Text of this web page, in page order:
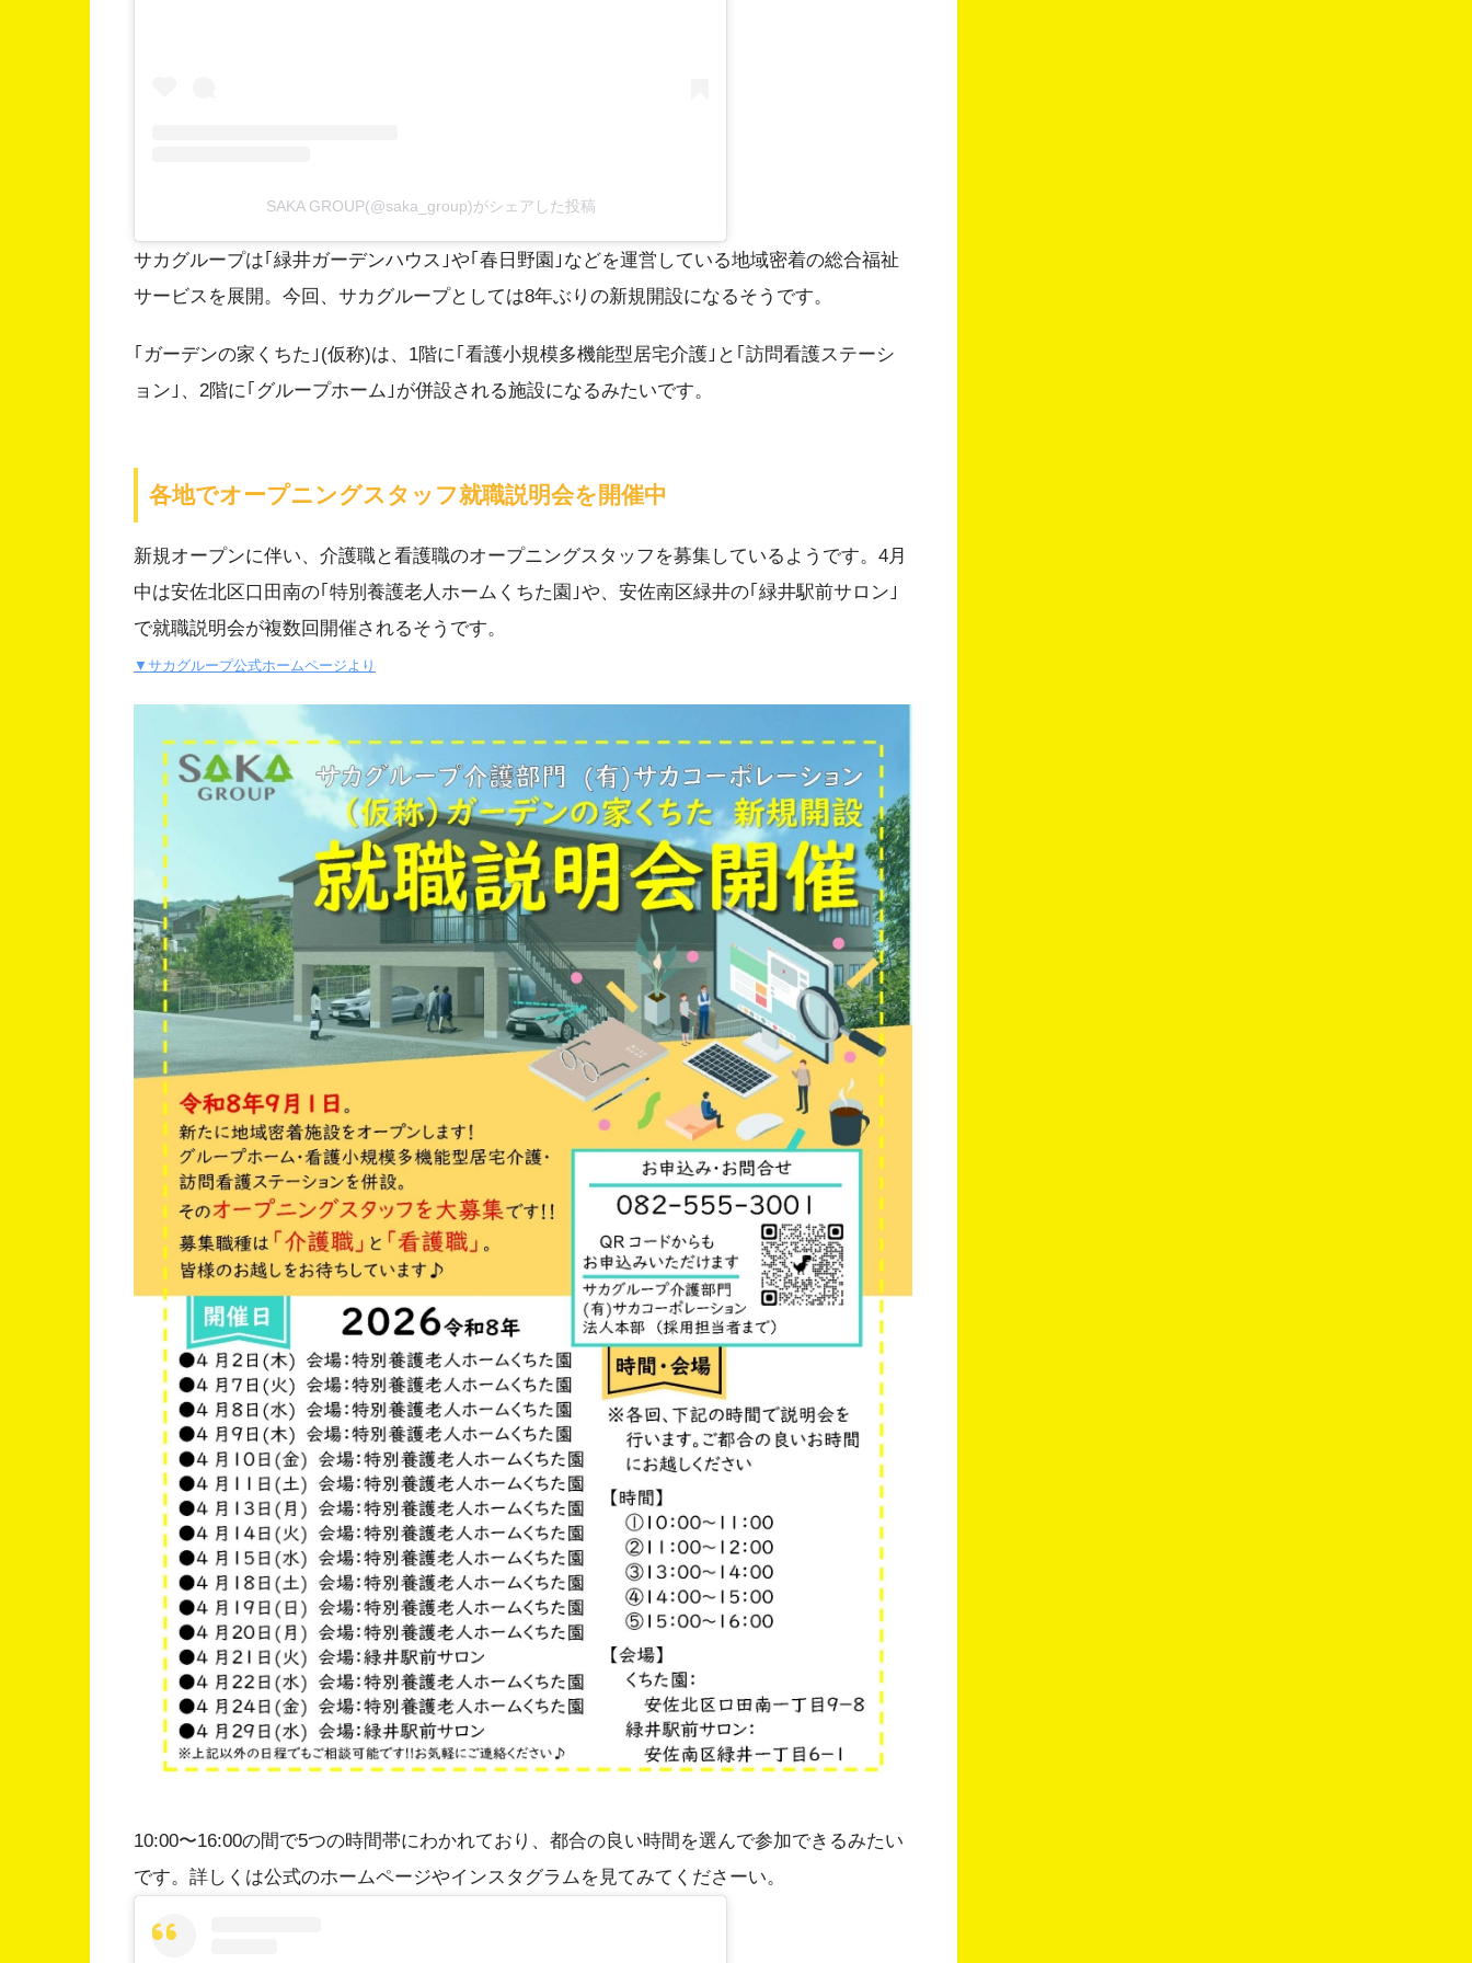
SAKA GROUP(@saka_group)がシェアした投稿
サカグループは｢緑井ガーデンハウス｣や｢春日野園｣などを運営している地域密着の総合福祉
サービスを展開。今回、サカグループとしては8年ぶりの新規開設になるそうです。
｢ガーデンの家くちた｣(仮称)は、1階に｢看護小規模多機能型居宅介護｣と｢訪問看護ステーシ
ョン｣、2階に｢グループホーム｣が併設される施設になるみたいです。
各地でオープニングスタッフ就職説明会を開催中
新規オープンに伴い、介護職と看護職のオープニングスタッフを募集しているようです。4月
中は安佐北区口田南の｢特別養護老人ホームくちた園｣や、安佐南区緑井の｢緑井駅前サロン｣
で就職説明会が複数回開催されるそうです。
▼サカグループ公式ホームページより
10:00〜16:00の間で5つの時間帯にわかれており、都合の良い時間を選んで参加できるみたい
です。詳しくは公式のホームページやインスタグラムを見てみてくださーい。